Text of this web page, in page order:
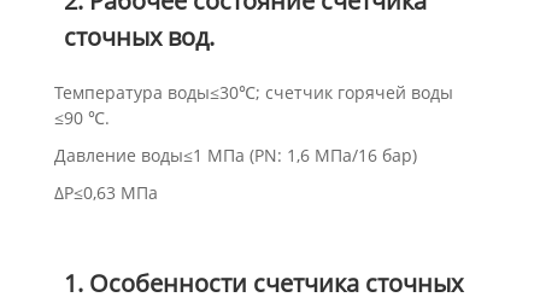
сточных вод.
Температура воды≤30℃; счетчик горячей воды
≤90 ℃.
Давление воды≤1 МПа (PN: 1,6 МПа/16 бар)
ΔP≤0,63 МПа
1. Особенности счетчика сточных